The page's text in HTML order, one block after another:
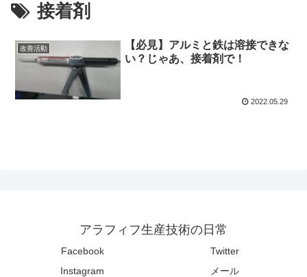
接着剤
改善活動
【必見】アルミと鉄は溶接できな
い？じゃあ、接着剤で！
2022.05.29
アラフィフ生産技術の日常
Facebook
Twitter
Instagram
メール